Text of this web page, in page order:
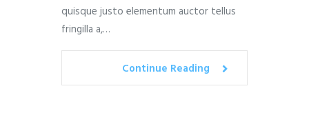
quisque justo elementum auctor tellus
fringilla a,…
Continue Reading